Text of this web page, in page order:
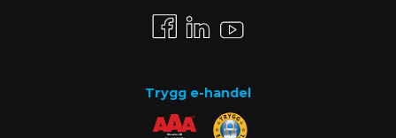
Trygg e-handel